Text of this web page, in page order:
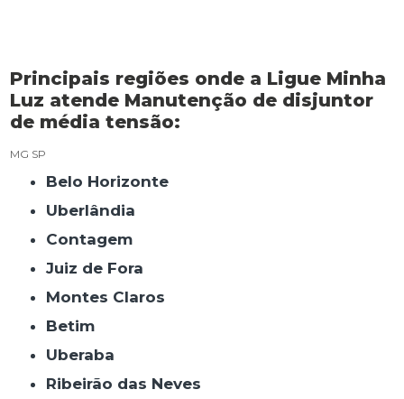
Principais regiões onde a Ligue Minha
Luz atende Manutenção de disjuntor
de média tensão:
MG SP
Belo Horizonte
Uberlândia
Contagem
Juiz de Fora
Montes Claros
Betim
Uberaba
Ribeirão das Neves